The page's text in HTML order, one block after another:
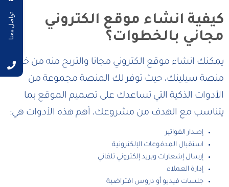
كيفية انشاء موقع الكتروني
مجاني بالخطوات؟
يمكنك انشاء موقع الكتروني مجانا والتربح منه من خلال
منصة سيلينك، حيث توفر لك المنصة مجموعة من
الأدوات الذكية التي تساعدك على تصميم الموقع بما
يتناسب مع الهدف من مشروعك، أهم هذه الأدوات هي:
إصدار الفواتير
استقبال المدفوعات الإلكترونية
إرسال إشعارات وبريد إلكتروني تلقائي
إدارة العملاء
جلسات فيديو أو دروس افتراضية
تواصل معنا